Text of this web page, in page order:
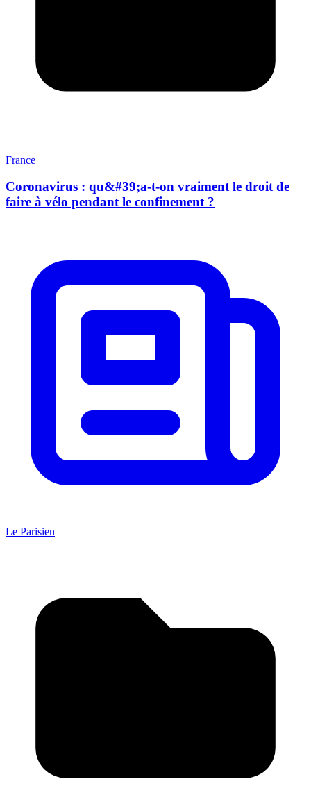
France
Coronavirus : qu&#39;a-t-on vraiment le droit de
faire à vélo pendant le confinement ?
Le Parisien